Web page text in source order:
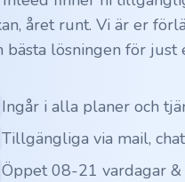
året runt. Vi är er
bästa lösningen för just
Ingår i alla planer och
Tillgängliga via mail,
Öppet 08-21 vardagar